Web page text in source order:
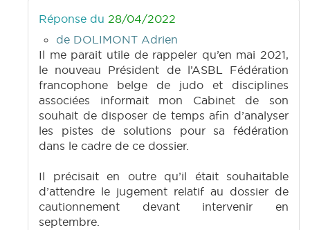
Réponse du 28/04/2022
de DOLIMONT Adrien
Il me parait utile de rappeler qu’en mai 2021,
le nouveau Président de l’ASBL Fédération
francophone belge de judo et disciplines
associées informait mon Cabinet de son
souhait de disposer de temps afin d’analyser
les pistes de solutions pour sa fédération
dans le cadre de ce dossier.
Il précisait en outre qu’il était souhaitable
d’attendre le jugement relatif au dossier de
cautionnement devant intervenir en
septembre.